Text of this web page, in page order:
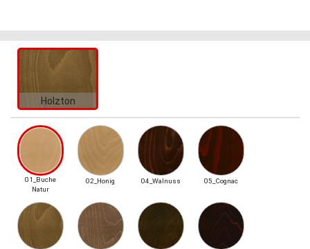
Holzton
01_Buche
Natur
02_Honig 04_Walnuss 05_Cognac